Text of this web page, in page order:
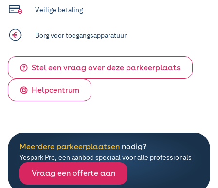
Veilige betaling
Borg voor toegangsapparatuur
Stel een vraag over deze parkeerplaats
Helpcentrum
Meerdere parkeerplaatsen nodig?
Yespark Pro, een aanbod speciaal voor alle professionals
Vraag een offerte aan